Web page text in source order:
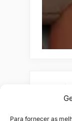
Para fornecer as